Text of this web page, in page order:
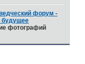
форум -
будущее
фотографий